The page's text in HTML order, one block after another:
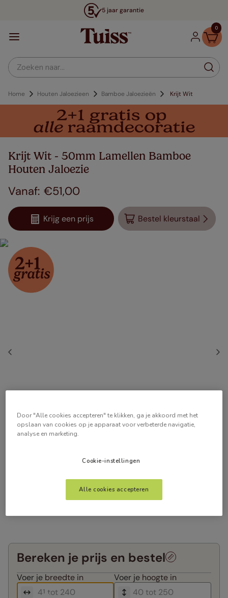
5 jaar garantie
0
Zoeken naar...
Home Houten Jaloezieen Bamboe Jaloezieën Krijt Wit
Krijt Wit - 50mm Lamellen Bamboe
Houten Jaloezie
€51,00
Krijg een prijs Bestel kleurstaal
Bereken je prijs en bestel
Voer je breedte in Voer je hoogte in
Door "Alle cookies accepteren" te klikken, ga je akkoord met het
opslaan van cookies op je apparaat voor verbeterde navigatie,
analyse en marketing.
Cookie-instellingen
Alle cookies accepteren